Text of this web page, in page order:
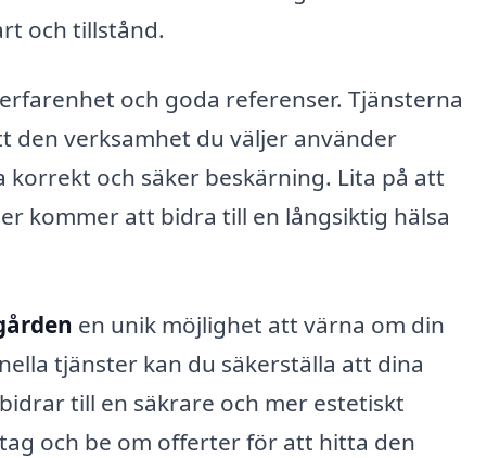
och tillstånd.
och goda referenser. Tjänsterna
den verksamhet du väljer använder
och säker beskärning. Lita på att
kommer att bidra till en långsiktig hälsa
en unik möjlighet att värna om din
tjänster kan du säkerställa att dina
till en säkrare och mer estetiskt
och be om offerter för att hitta den